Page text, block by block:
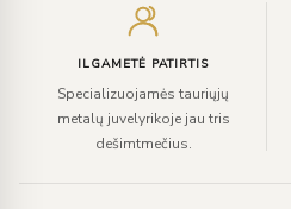
ILGAMETĖ PATIRTIS
Specializuojamės tauriųjų
metalų juvelyrikoje jau tris
dešimtmečius.